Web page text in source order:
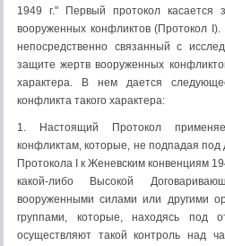
1949 г." Первый протокол касается
вооруженных конфликтов (Протокол
непосредственно связанный с
защите жертв вооруженных
характера. В нем дается
конфликта такого характера:
1. Настоящий Протокол
конфликтам, которые, не подпадая под
Протокола I к Женевским конвенциям
какой-либо Высокой
вооруженными силами или другими
группами, которые, находясь под
осуществляют такой контроль над